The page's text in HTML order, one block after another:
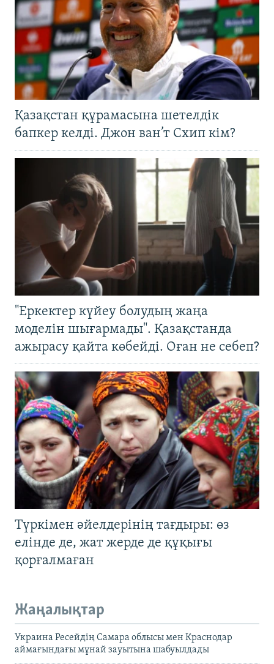
Қазақстан құрамасына шетелдік
бапкер келді. Джон ван’т Схип кім?
"Еркектер күйеу болудың жаңа
моделін шығармады". Қазақстанда
ажырасу қайта көбейді. Оған не себеп?
Түркімен әйелдерінің тағдыры: өз
елінде де, жат жерде де құқығы
қорғалмаған
Жаңалықтар
Украина Ресейдің Самара облысы мен Краснодар
аймағындағы мұнай зауытына шабуылдады